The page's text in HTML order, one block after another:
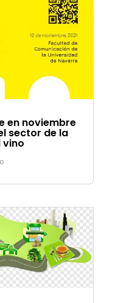
en noviembre
sector de la
vino